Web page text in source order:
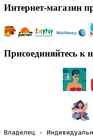
Интернет-магазин
Присоединяйтесь к
Владелец -